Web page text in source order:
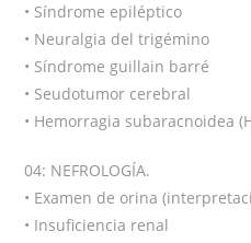
• Síndrome epiléptico
• Neuralgia del trigémino
• Síndrome guillain barré
• Seudotumor cerebral
• Hemorragia subaracnoidea
04: NEFROLOGÍA.
• Examen de orina
• Insuficiencia renal